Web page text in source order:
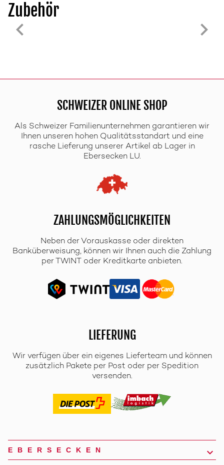
Zubehör
SCHWEIZER ONLINE SHOP
Als Schweizer Familienunternehmen garantieren wir
Ihnen unseren hohen Qualitätsstandart und eine
rasche Lieferung unserer Artikel ab Lager in
Ebersecken LU.
ZAHLUNGSMÖGLICHKEITEN
Neben der Vorauskasse oder direkten
Banküberweisung, können wir Ihnen auch die Zahlung
per TWINT oder Kreditkarte anbieten.
LIEFERUNG
Wir verfügen über ein eigenes Lieferteam und können
zusätzlich Pakete per Post oder per Spedition
versenden.
EBERSECKEN